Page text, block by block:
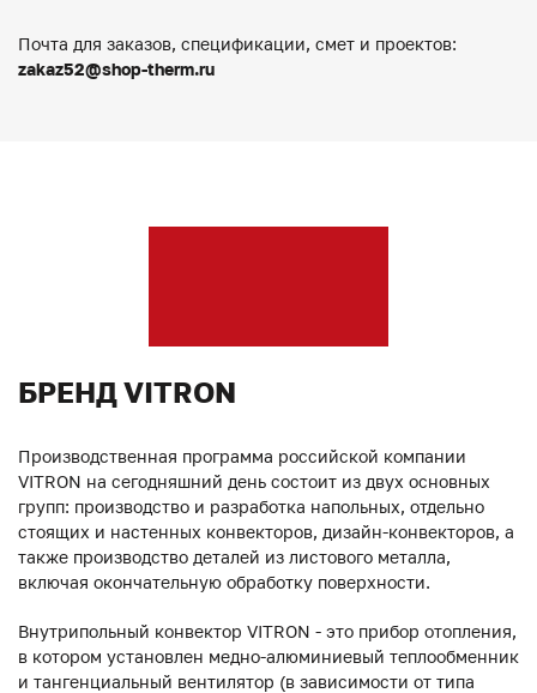
Почта для заказов, спецификации, смет и проектов:
zakaz52@shop-therm.ru
БРЕНД VITRON
Производственная программа российской компании
VITRON на сегодняшний день состоит из двух основных
групп: производство и разработка напольных, отдельно
стоящих и настенных конвекторов, дизайн-конвекторов, а
также производство деталей из листового металла,
включая окончательную обработку поверхности.
Внутрипольный конвектор VITRON - это прибор отопления,
в котором установлен медно-алюминиевый теплообменник
и тангенциальный вентилятор (в зависимости от типа